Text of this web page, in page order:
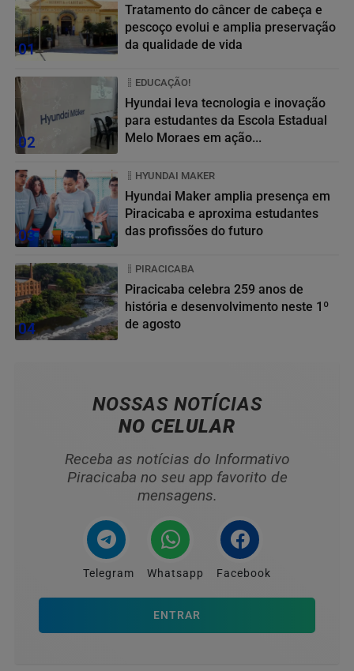
01
Tratamento do câncer de cabeça e
pescoço evolui e amplia preservação
da qualidade de vida
02
EDUCAÇÃO!
Hyundai leva tecnologia e inovação
para estudantes da Escola Estadual
Melo Moraes em ação...
03
HYUNDAI MAKER
Hyundai Maker amplia presença em
Piracicaba e aproxima estudantes
das profissões do futuro
04
PIRACICABA
Piracicaba celebra 259 anos de
história e desenvolvimento neste 1º
de agosto
NOSSAS NOTÍCIAS
NO CELULAR
Receba as notícias do Informativo
Piracicaba no seu app favorito de
mensagens.
Telegram Whatsapp Facebook
ENTRAR